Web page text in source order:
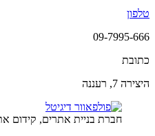
טלפון
09-7995-666
כתובת
היצירה 7, רעננה
חברת בניית אתרים, קידום